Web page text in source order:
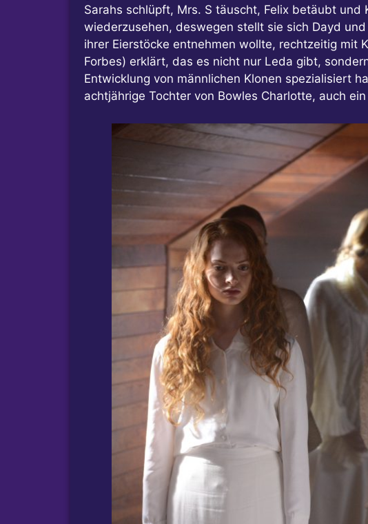
Sarahs schlüpft, Mrs. S täuscht, Felix betäubt
wiederzusehen, deswegen stellt sie sich Dayd
ihrer Eierstöcke entnehmen wollte, rechtzeitig mit
Forbes) erklärt, das es nicht nur Leda gibt,
Entwicklung von männlichen Klonen spezialisiert
achtjährige Tochter von Bowles Charlotte, auch